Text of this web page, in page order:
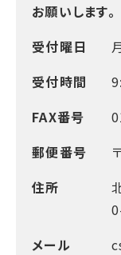
お願いします。
受付曜日
受付時間
FAX番号
郵便番号
住所
メール